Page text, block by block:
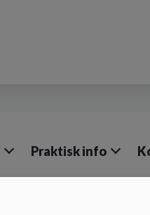
Praktisk info